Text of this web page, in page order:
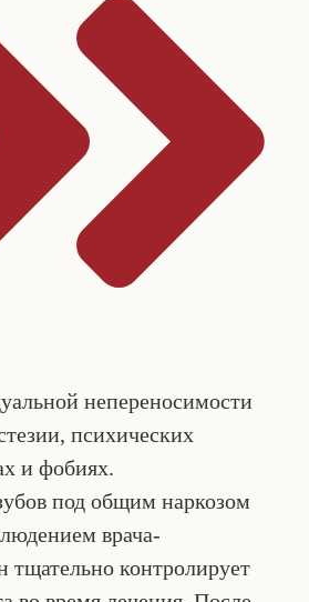
непереносимости
психических
и фобиях.
под общим наркозом
врача-
тщательно контролирует